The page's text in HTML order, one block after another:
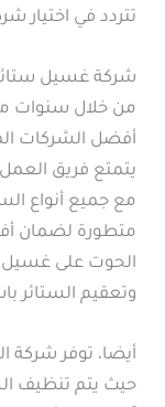
تتردد في اختيار
شركة غسيل
من خلال سنوات
أفضل الشركات
يتمتع فريق
مع جميع أنواع
متطورة لضمان
الحوت على
وتعقيم الستائر
أيضا، توفر شركة
حيث يتم تنظيف